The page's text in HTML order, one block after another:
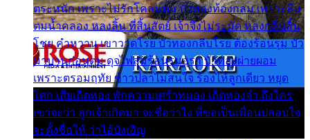
ตระหนัก เพราะไม่รักโคลนตม บัวทองท้องกลม เพราะลืม
ตมน้ำคลอง หลงลิ้น ที่สิ้นสัตย์ เจ้าจึงไม่ระมัด หลงกลิ่นลิ้น
โชย คำหวาน เขาวาดโรย บัวทองกลีบโรย ต้องร้อนรุม บัว
มาบานก่อนตูม ดุจไฟสุมร้อนรุมอุรา บัวทองผ่ายผอม
เพราะตรอมฤทัย ข้าวปลาไม่สนใจ ร้องไห้ลูกเดียว หยุด
โศก เสียเถิดทอง พักความเศร้าหมอง เถิดทองจ๋า ถึงใคร
เขาจะว่า ลูกเจ้าเกิดมา จะชื่อว่าไง พี่ขอเป็นเพื่อนปลอบใจ
จะตั้งชื่อให้ ว่าไอ้บังเอิญ